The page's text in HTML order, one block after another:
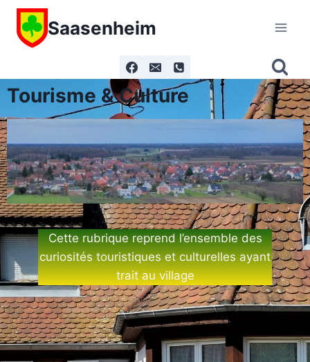
Saasenheim
Tourisme & Culture
Cette rubrique reprend l’ensemble des
curiosités touristiques et culturelles ayant
trait au village